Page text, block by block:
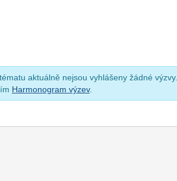
aktuálně nejsou vyhlášeny žádné výzvy.
Harmonogram výzev.